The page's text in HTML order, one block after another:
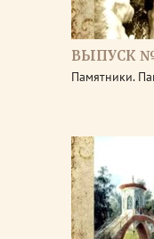
ВЫПУСК
Памятники.